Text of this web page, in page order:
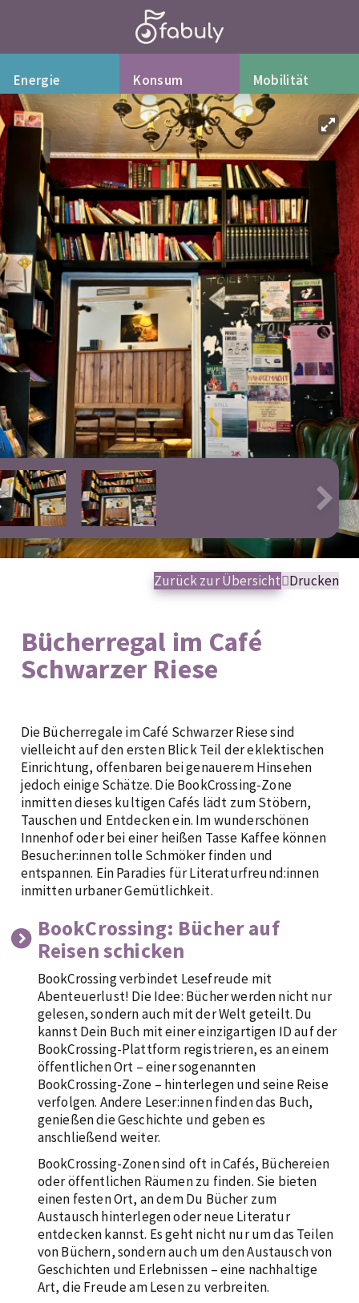
Energie Konsum Mobilität
Zurück zur Übersicht Drucken
Bücherregal im Café
Schwarzer Riese
Die Bücherregale im Café Schwarzer Riese sind
vielleicht auf den ersten Blick Teil der eklektischen
Einrichtung, offenbaren bei genauerem Hinsehen
jedoch einige Schätze. Die BookCrossing-Zone
inmitten dieses kultigen Cafés lädt zum Stöbern,
Tauschen und Entdecken ein. Im wunderschönen
Innenhof oder bei einer heißen Tasse Kaffee können
Besucher:innen tolle Schmöker finden und
entspannen. Ein Paradies für Literaturfreund:innen
inmitten urbaner Gemütlichkeit.
BookCrossing: Bücher auf
Reisen schicken
BookCrossing verbindet Lesefreude mit
Abenteuerlust! Die Idee: Bücher werden nicht nur
gelesen, sondern auch mit der Welt geteilt. Du
kannst Dein Buch mit einer einzigartigen ID auf der
BookCrossing-Plattform registrieren, es an einem
öffentlichen Ort – einer sogenannten
BookCrossing-Zone – hinterlegen und seine Reise
verfolgen. Andere Leser:innen finden das Buch,
genießen die Geschichte und geben es
anschließend weiter.
BookCrossing-Zonen sind oft in Cafés, Büchereien
oder öffentlichen Räumen zu finden. Sie bieten
einen festen Ort, an dem Du Bücher zum
Austausch hinterlegen oder neue Literatur
entdecken kannst. Es geht nicht nur um das Teilen
von Büchern, sondern auch um den Austausch von
Geschichten und Erlebnissen – eine nachhaltige
Art, die Freude am Lesen zu verbreiten.